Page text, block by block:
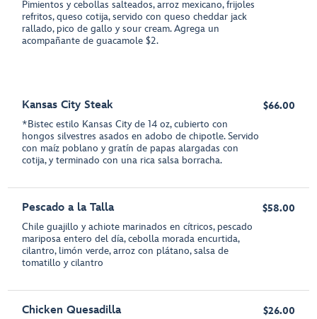
Pimientos y cebollas salteados, arroz mexicano, frijoles
refritos, queso cotija, servido con queso cheddar jack
rallado, pico de gallo y sour cream. Agrega un
acompañante de guacamole $2.
Kansas City Steak
*Bistec estilo Kansas City de 14 oz, cubierto con
hongos silvestres asados en adobo de chipotle. Servido
con maíz poblano y gratín de papas alargadas con
cotija, y terminado con una rica salsa borracha.
$66.00
Pescado a la Talla
Chile guajillo y achiote marinados en cítricos, pescado
mariposa entero del día, cebolla morada encurtida,
cilantro, limón verde, arroz con plátano, salsa de
tomatillo y cilantro
$58.00
Chicken Quesadilla $26.00